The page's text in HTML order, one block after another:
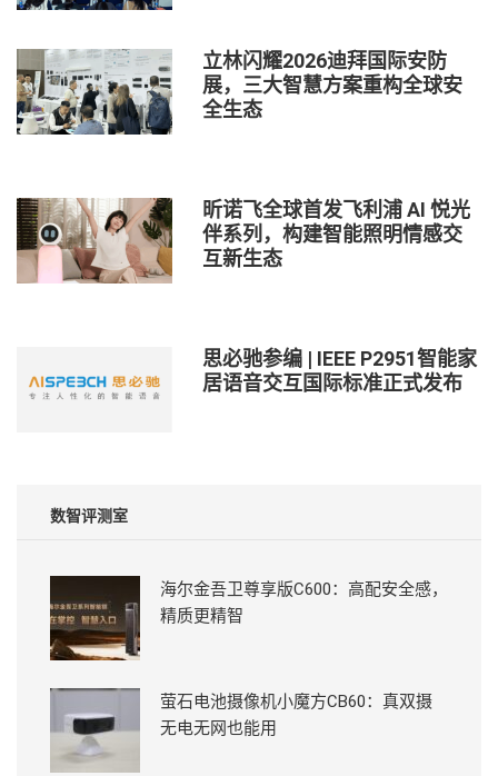
立林闪耀2026迪拜国际安防
展，三大智慧方案重构全球安
全生态
昕诺飞全球首发飞利浦 AI 悦光
伴系列，构建智能照明情感交
互新生态
思必驰参编 | IEEE P2951智能家
居语音交互国际标准正式发布
数智评测室
海尔金吾卫尊享版C600：高配安全感，
精质更精智
萤石电池摄像机小魔方CB60：真双摄
无电无网也能用